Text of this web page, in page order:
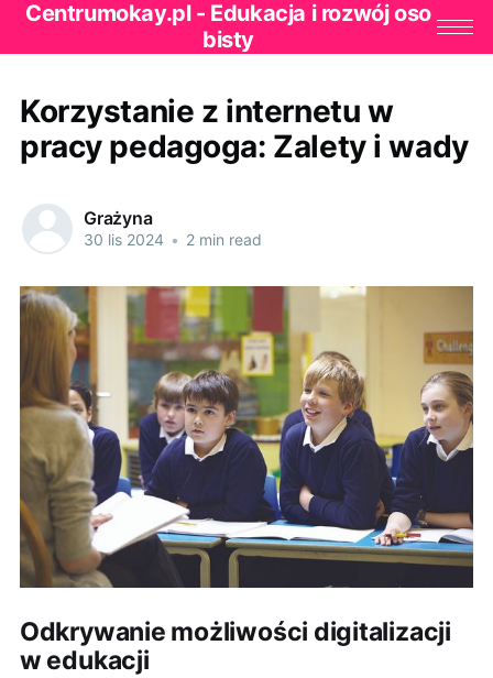
Centrumokay.pl - Edukacja i rozwój oso
bisty
Korzystanie z internetu w
pracy pedagoga: Zalety i wady
Grażyna
30 lis 2024 • 2 min read
Odkrywanie możliwości digitalizacji
w edukacji